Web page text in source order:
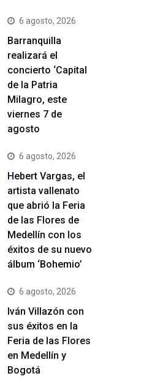
6 agosto, 2026
Barranquilla
realizará el
concierto ‘Capital
de la Patria
Milagro, este
viernes 7 de
agosto
6 agosto, 2026
Hebert Vargas, el
artista vallenato
que abrió la Feria
de las Flores de
Medellín con los
éxitos de su nuevo
álbum ‘Bohemio’
6 agosto, 2026
Iván Villazón con
sus éxitos en la
Feria de las Flores
en Medellín y
Bogotá